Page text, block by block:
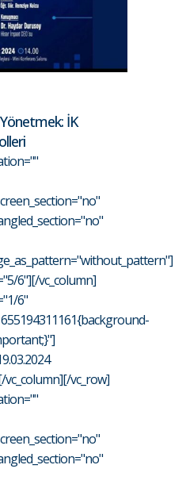
İK
6"][/vc_column]
6"
vc_row]